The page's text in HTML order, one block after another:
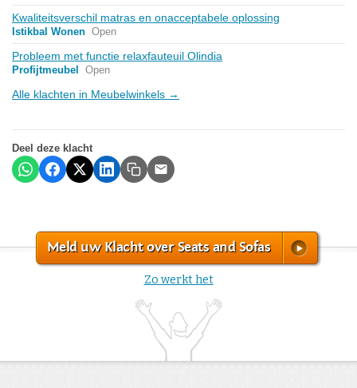
Kwaliteitsverschil matras en onacceptabele oplossing
Istikbal Wonen Open
Probleem met functie relaxfauteuil Olindia
Profijtmeubel Open
Alle klachten in Meubelwinkels →
Deel deze klacht
Meld uw Klacht over Seats and Sofas
Zo werkt het